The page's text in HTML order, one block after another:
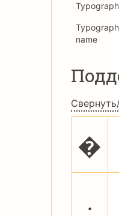
name
�
.